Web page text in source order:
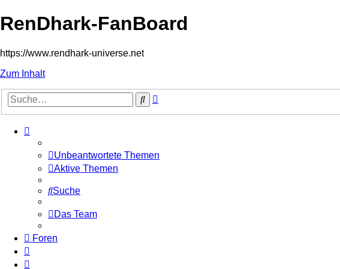
RenDhark-FanBoard
https://www.rendhark-universe.net
Zum Inhalt
Suche
Unbeantwortete Themen
Aktive Themen
Suche
Das Team
Foren